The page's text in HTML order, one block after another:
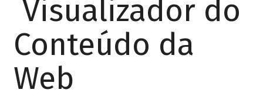
Visualizador do
Conteúdo da
Web